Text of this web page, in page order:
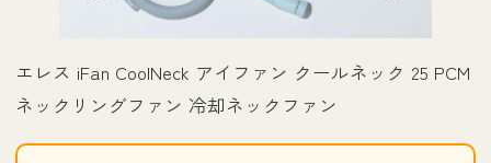
エレス iFan CoolNeck アイファン クールネック 25 PCM
ネックリングファン 冷却ネックファン